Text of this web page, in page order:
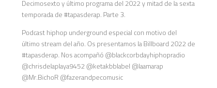
Decimosexto y último programa del 2022 y mitad de la sexta
temporada de #tapasderap. Parte 3.
Podcast hiphop underground especial con motivo del
último stream del año. Os presentamos la Billboard 2022 de
#tapasderap. Nos acompañó @blackcorbdayhiphopradio
@chrisdelaplaya9452 @ketakbblabel @laamarap
@Mr.BichoR @fazerandpecomusic